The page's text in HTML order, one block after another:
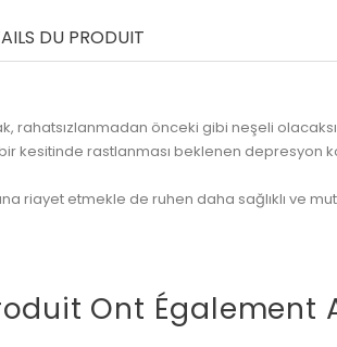
DU PRODUIT
rahatsızlanmadan önceki gibi neşeli
kesitinde rastlanması beklenen
riayet etmekle de ruhen daha sağlıklı ve
Ont Également